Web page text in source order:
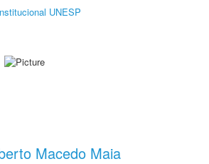
UNESP
Macedo Maia